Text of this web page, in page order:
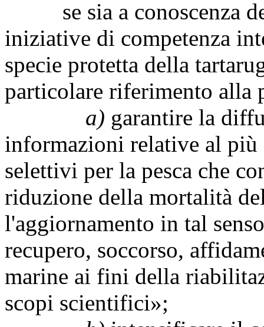
se sia a conoscenza
iniziative di competenza
specie protetta della
particolare riferimento alla
a) garantire la
informazioni relative al
selettivi per la pesca che
riduzione della mortalità
l'aggiornamento in tal
recupero, soccorso,
marine ai fini della
scopi scientifici»;